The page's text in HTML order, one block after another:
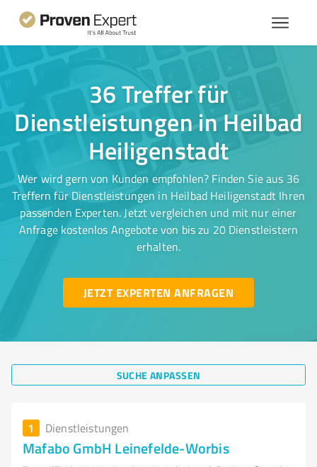
36 Treffer für
Dienstleistungen in Heilbad
Heiligenstadt
Wer wird gern von Kunden empfohlen? Finden Sie aus 36
Treffern für Dienstleistungen in Heilbad Heiligenstadt Ihren
passenden Experten. Jetzt vergleichen und mit nur einer
Anfrage kostenlos Angebote von bis zu 20 Dienstleistern
erhalten.
JETZT EXPERTEN ANFRAGEN
SUCHE ANPASSEN
1 Dienstleistungen
Mafabo GmbH Leinefelde-Worbis